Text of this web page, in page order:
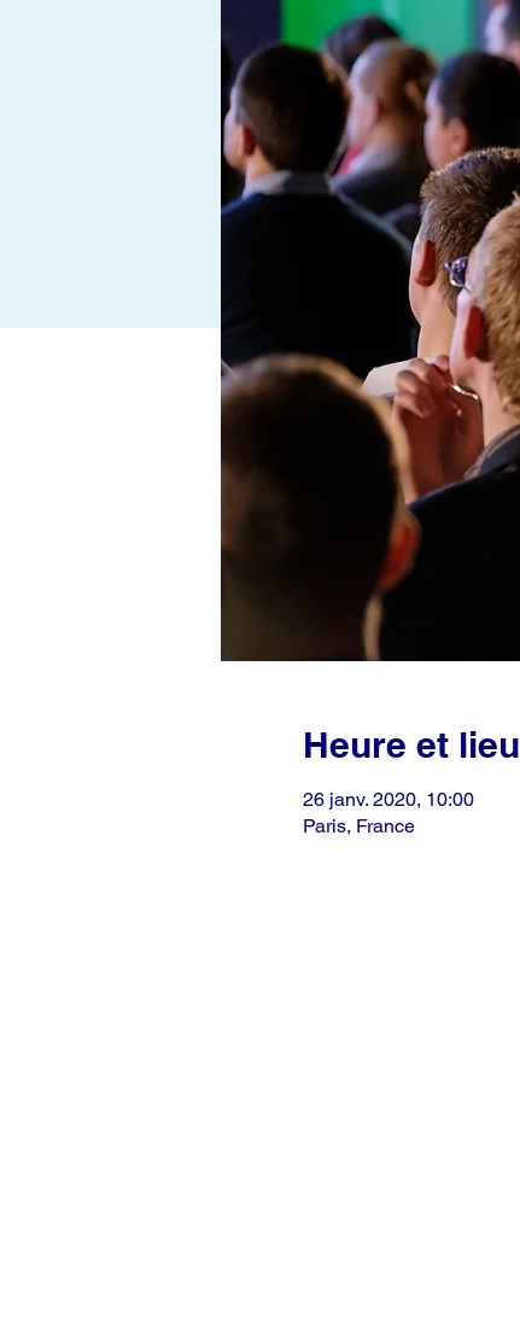
Heure et lieu
26 janv. 2020, 10:00
Paris, France